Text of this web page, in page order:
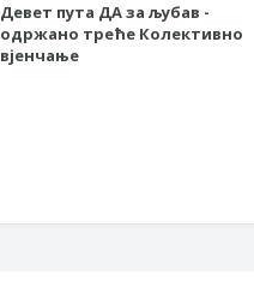
Девет пута ДА за љубав -
одржано треће Колективно
вјенчање